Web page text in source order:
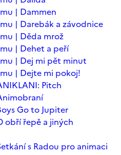
| Dammen
| Darebák a závodnice
| Děda mrož
| Dehet a peří
| Dej mi pět minut
| Dejte mi pokoj!
Pitch
Go to Jupiter
obří řepě a jiných
s Radou pro animaci